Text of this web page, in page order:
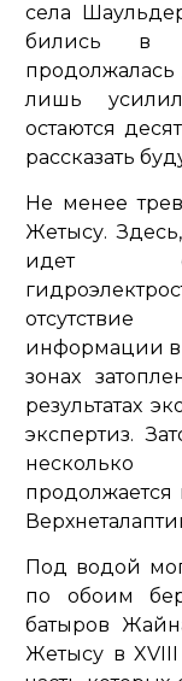
села
бились в
продолжалась
лишь
остаются
рассказать
Не менее
Жетысу.
идет
информации в
зонах
результатах
экспертиз.
Под водой
по обоим
батыров
Жетысу в